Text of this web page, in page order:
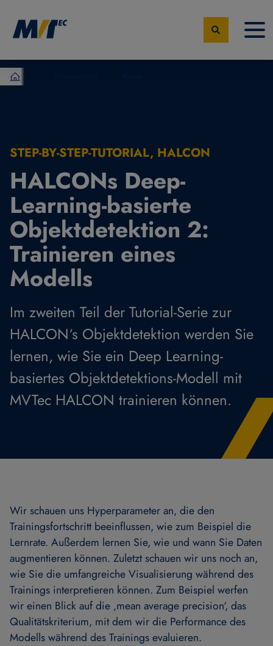
MVTec Software – Experten der industrielle
STEP-BY-STEP-TUTORIAL, HALCON
HALCONs Deep-
Learning-basierte
Objektdetektion 2:
Trainieren eines
Modells
Im zweiten Teil der Tutorial-Serie zur
HALCON‘s Objektdetektion werden Sie
lernen, wie Sie ein Deep Learning-
basiertes Objektdetektions-Modell mit
MVTec HALCON trainieren können.
Wir schauen uns Hyperparameter an, die den
Trainingsfortschritt beeinflussen, wie zum Beispiel die
Lernrate. Außerdem lernen Sie, wie und wann Sie Daten
augmentieren können. Zuletzt schauen wir uns noch an,
wie Sie die umfangreiche Visualisierung während des
Trainings interpretieren können. Zum Beispiel werfen
wir einen Blick auf die ‚mean average precision‘, das
Qualitätskriterium, mit dem wir die Performance des
Modells während des Trainings evaluieren.